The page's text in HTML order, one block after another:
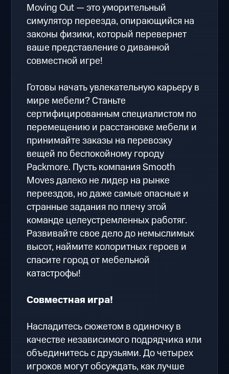
Moving Out — это уморительный
симулятор переезда, опирающийся на
законы физики, который перевернет
ваше представление о диванной
совместной игре!
Готовы начать увлекательную карьеру в
мире мебели? Станьте
сертифицированным специалистом по
перемещению и расстановке мебели и
принимайте заказы на перевозку
вещей по беспокойному городу
Packmore. Пусть компания Smooth
Moves далеко не лидер на рынке
переездов, но даже самые опасные и
странные задания по плечу этой
команде целеустремленных работяг.
Развивайте свое дело до немыслимых
высот, наймите колоритных героев и
спасите город от мебельной
катастрофы!
Совместная игра!
Насладитесь сюжетом в одиночку в
качестве независимого подрядчика или
объединитесь с друзьями. До четырех
игроков могут обсуждать, как лучше